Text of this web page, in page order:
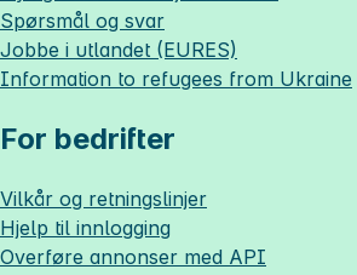
Spørsmål og svar
Jobbe i utlandet (EURES)
Information to refugees from Ukraine
For bedrifter
Vilkår og retningslinjer
Hjelp til innlogging
Overføre annonser med API